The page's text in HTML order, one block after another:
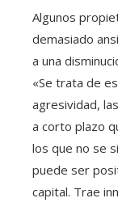
Algunos
demasiado
a una
«Se trata de
agresividad,
a corto plazo
los que no se
puede ser
capital. Trae